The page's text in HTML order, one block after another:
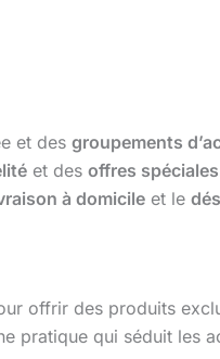
et des groupements
et des offres spéciales
à domicile et le
offrir des produits
pratique qui séduit les